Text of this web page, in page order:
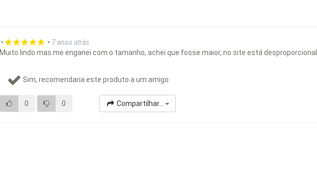
• • 7 anos atrás
Muito lindo mas me enganei com o tamanho, achei que fosse maior, no site está desproporcional .
Sim, recomendaria este produto a um amigo
0 0 Compartilhar...